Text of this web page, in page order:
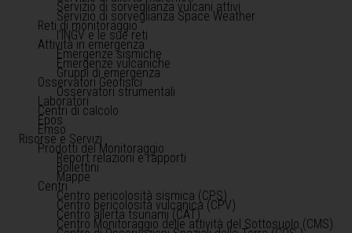
Servizio di sorveglianza vulcani attivi
Servizio di sorveglianza Space Weather
Reti di monitoraggio
l'INGV e le sue reti
Attività in emergenza
Emergenze sismiche
Emergenze vulcaniche
Gruppi di emergenza
Osservatori Geofisici
Osservatori strumentali
Laboratori
Centri di calcolo
Epos
Emso
Risorse e Servizi
Prodotti del Monitoraggio
Report relazioni e rapporti
Bollettini
Mappe
Centri
Centro pericolosità sismica (CPS)
Centro pericolosità vulcanica (CPV)
Centro allerta tsunami (CAT)
Centro Monitoraggio delle attività del Sottosuolo (CMS)